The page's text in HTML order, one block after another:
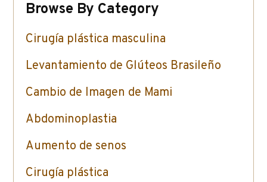
Browse By Category
Cirugía plástica masculina
Levantamiento de Glúteos Brasileño
Cambio de Imagen de Mami
Abdominoplastia
Aumento de senos
Cirugía plástica